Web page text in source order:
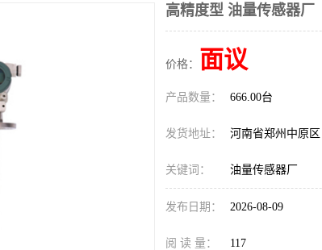
高精度型 油量传感器厂
价格： 面议
产品数量： 666.00台
发货地址： 河南省郑州中原区
关键词： 油量传感器厂
发布日期： 2026-08-09
阅 读 量： 117